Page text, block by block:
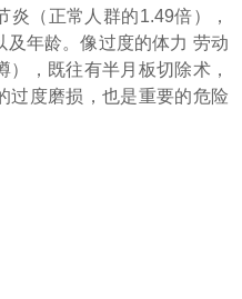
炎（正常人群的1.49倍），
年龄。像过度的体力 劳动
，既往有半月板切除术，
过度磨损，也是重要的危险